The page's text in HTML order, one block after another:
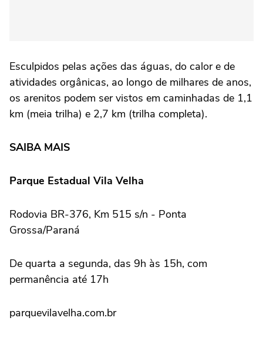
Esculpidos pelas ações das águas, do calor e de
atividades orgânicas, ao longo de milhares de anos,
os arenitos podem ser vistos em caminhadas de 1,1
km (meia trilha) e 2,7 km (trilha completa).
SAIBA MAIS
Parque Estadual Vila Velha
Rodovia BR-376, Km 515 s/n - Ponta
Grossa/Paraná
De quarta a segunda, das 9h às 15h, com
permanência até 17h
parquevilavelha.com.br